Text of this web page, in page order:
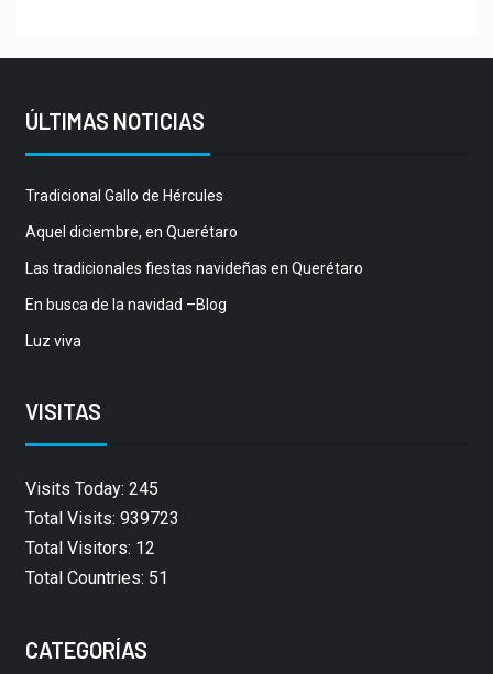
ÚLTIMAS NOTICIAS
Tradicional Gallo de Hércules
Aquel diciembre, en Querétaro
Las tradicionales fiestas navideñas en Querétaro
En busca de la navidad –Blog
Luz viva
VISITAS
Visits Today: 245
Total Visits: 939723
Total Visitors: 12
Total Countries: 51
CATEGORÍAS